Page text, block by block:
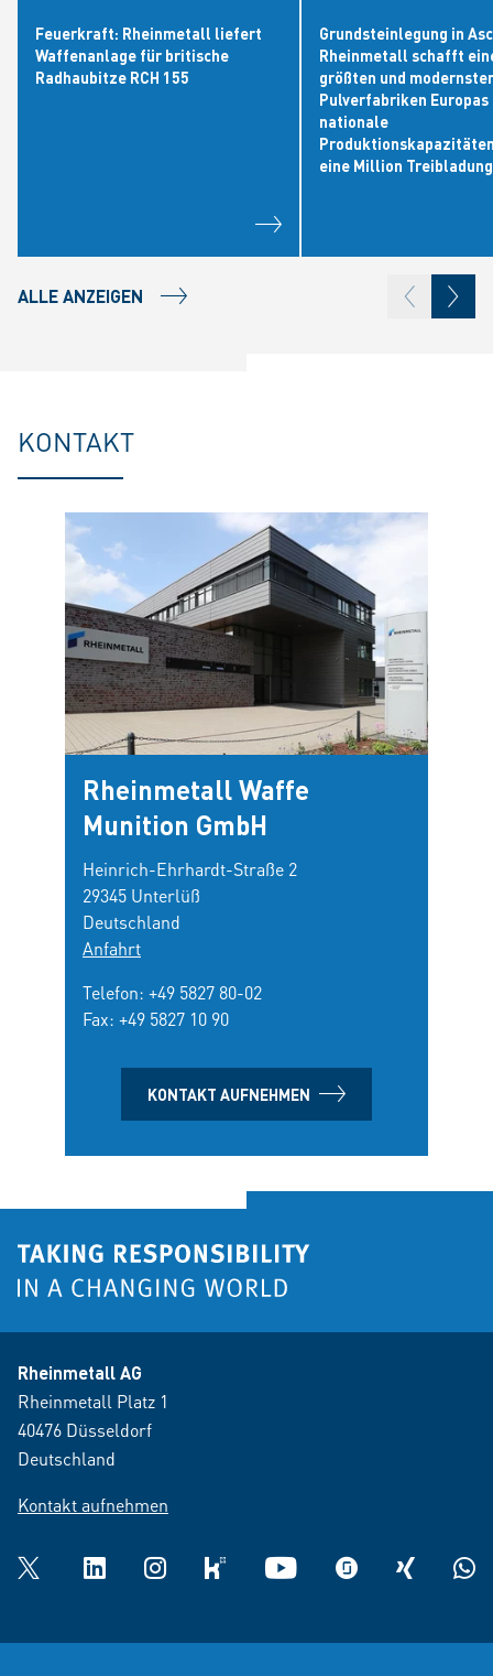
Feuerkraft: Rheinmetall liefert
Waffenanlage für britische
Radhaubitze RCH 155
Grundsteinlegung in
Rheinmetall schafft
größten und
Pulverfabriken Europas
nationale
eine Million
ALLE ANZEIGEN
KONTAKT
Rheinmetall Waffe
Munition GmbH
Heinrich-Ehrhardt-Straße 2
29345 Unterlüß
Deutschland
Anfahrt
Telefon: +49 5827 80-02
Fax: +49 5827 10 90
KONTAKT AUFNEHMEN
Rheinmetall AG
Rheinmetall Platz 1
40476 Düsseldorf
Deutschland
Kontakt aufnehmen
Twitter LinkedInInstagramkununu YouTube glassdoorXING